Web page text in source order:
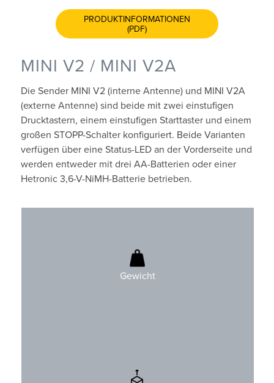
PRODUKTINFORMATIONEN
(PDF)
MINI V2 / MINI V2A
Die Sender MINI V2 (interne Antenne) und MINI V2A
(externe Antenne) sind beide mit zwei einstufigen
Drucktastern, einem einstufigen Starttaster und einem
großen STOPP-Schalter konfiguriert. Beide Varianten
verfügen über eine Status-LED an der Vorderseite und
werden entweder mit drei AA-Batterien oder einer
Hetronic 3,6-V-NiMH-Batterie betrieben.
Gewicht
230 g (0.5 lbs)
Batterien enthalten
H: 124 mm (4.9″) / 227 mm (8.9″)